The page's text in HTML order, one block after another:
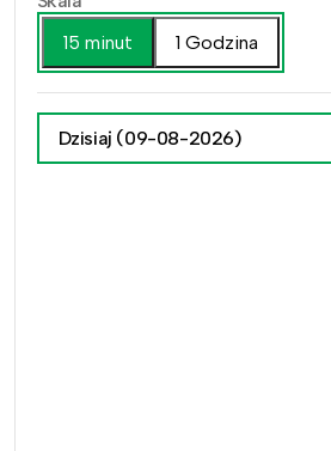
15 minut
1 Godzina
Dzisiaj (09-08-2026)